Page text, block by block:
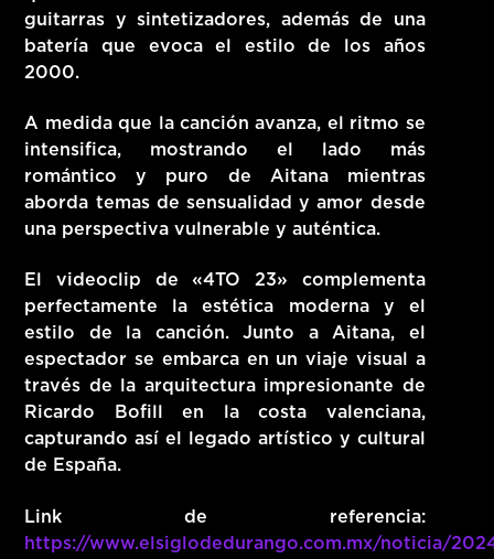
guitarras y sintetizadores, además de una
batería que evoca el estilo de los años
2000.
A medida que la canción avanza, el ritmo se
intensifica, mostrando el lado más
romántico y puro de Aitana mientras
aborda temas de sensualidad y amor desde
una perspectiva vulnerable y auténtica.
El videoclip de «4TO 23» complementa
perfectamente la estética moderna y el
estilo de la canción. Junto a Aitana, el
espectador se embarca en un viaje visual a
través de la arquitectura impresionante de
Ricardo Bofill en la costa valenciana,
capturando así el legado artístico y cultural
de España.
Link de referencia:
https://www.elsiglodedurango.com.mx/noticia/